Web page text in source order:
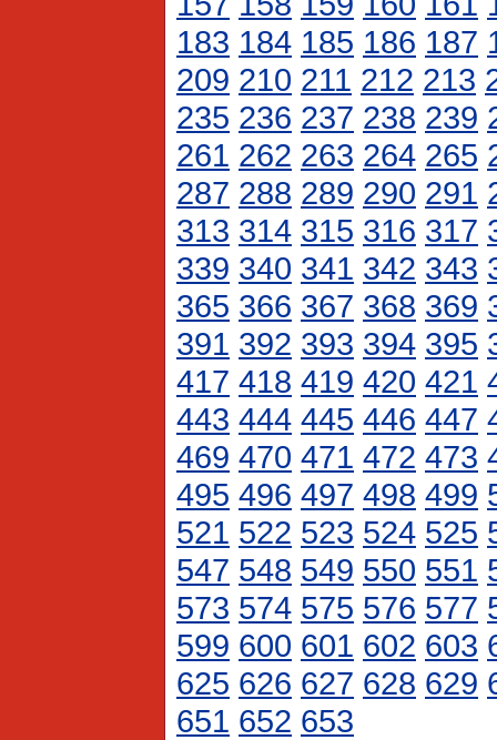
183 184 185 186 187
209 210 211 212 213
235 236 237 238 239
261 262 263 264 265
287 288 289 290 291
313 314 315 316 317
339 340 341 342 343
365 366 367 368 369
391 392 393 394 395
417 418 419 420 421
443 444 445 446 447
469 470 471 472 473
495 496 497 498 499
521 522 523 524 525
547 548 549 550 551
573 574 575 576 577
599 600 601 602 603
625 626 627 628 629
651 652 653